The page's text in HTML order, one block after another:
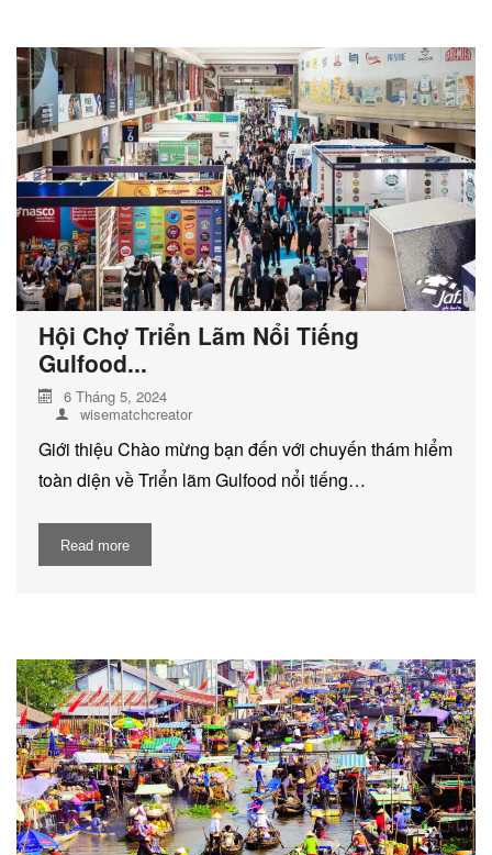
Hội Chợ Triển Lãm Nổi Tiếng
Gulfood...
6 Tháng 5, 2024
wisematchcreator
Giới thiệu Chào mừng bạn đến với chuyến thám hiểm
toàn diện về Triển lãm Gulfood nổi tiếng…
Read more